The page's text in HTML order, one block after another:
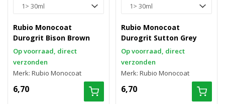
Rubio Monocoat
Durogrit Bison Brown
Op voorraad, direct
verzonden
Merk: Rubio Monocoat
6,70
Rubio Monocoat
Durogrit Sutton Grey
Op voorraad, direct
verzonden
Merk: Rubio Monocoat
6,70